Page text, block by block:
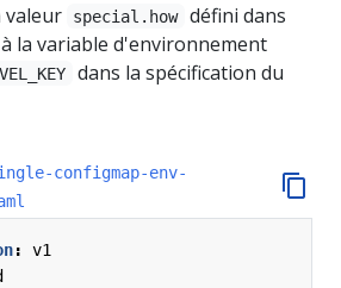
valeur special.how défini dans
la variable d'environnement
dans la spécification du
configmap-env-
:
v1